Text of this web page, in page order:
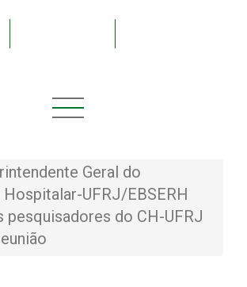
Geral do
UFRJ/EBSERH
pesquisadores do CH-UFRJ